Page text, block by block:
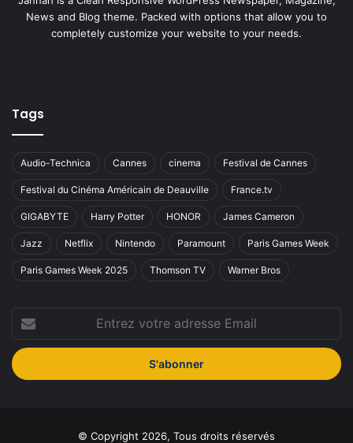
News and Blog theme. Packed with options that allow you to
completely customize your website to your needs.
Tags
Audio-Technica Cannes cinema Festival de Cannes
Festival du Cinéma Américain de Deauville France.tv
GIGABYTE Harry Potter HONOR James Cameron
Jazz Netflix Nintendo Paramount Paris Games Week
Paris Games Week 2025 Thomson TV Warner Bros
votre
adresse
Email
© Copyright 2026, Tous droits réservés